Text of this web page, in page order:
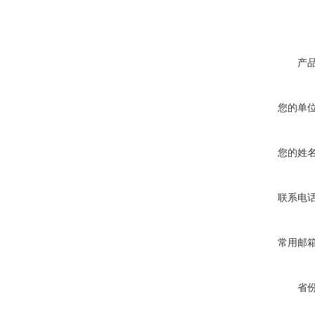
产
您的单
您的姓
联系电
常用邮
省